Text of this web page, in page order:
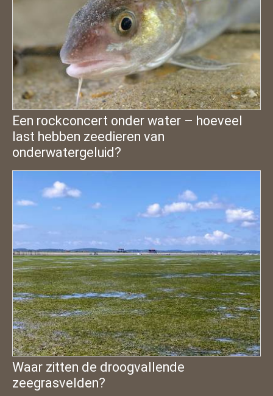
Een rockconcert onder water – hoeveel
last hebben zeedieren van
onderwatergeluid?
Waar zitten de droogvallende
zeegrasvelden?